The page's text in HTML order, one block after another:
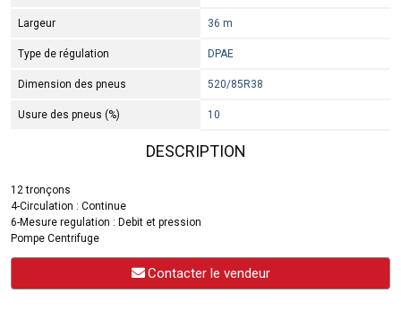
Largeur 36 m
Type de régulation DPAE
Dimension des pneus 520/85R38
Usure des pneus (%) 10
DESCRIPTION
12 tronçons
4-Circulation : Continue
6-Mesure regulation : Debit et pression
Pompe Centrifuge
Contacter le vendeur